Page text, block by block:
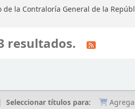
la Contraloría General de la
resultados.
Seleccionar títulos para: